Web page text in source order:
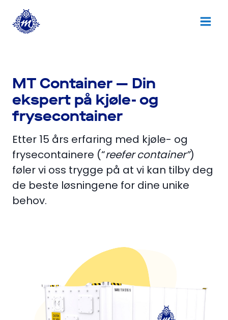
content
MT Container — Din
ekspert på kjøle- og
frysecontainer
Etter 15 års erfaring med kjøle- og
frysecontainere (“reefer container”)
føler vi oss trygge på at vi kan tilby deg
de beste løsningene for dine unike
behov.